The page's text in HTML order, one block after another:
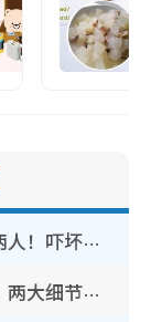
简淑儿染金发剪短头发气质判若两人！吓坏老公麦大力都认不出：“你做什么？”
汤洛雯传终于有好消息造人成功！两大细节曝孕味极浓引猜测：大肚婆先会咁！